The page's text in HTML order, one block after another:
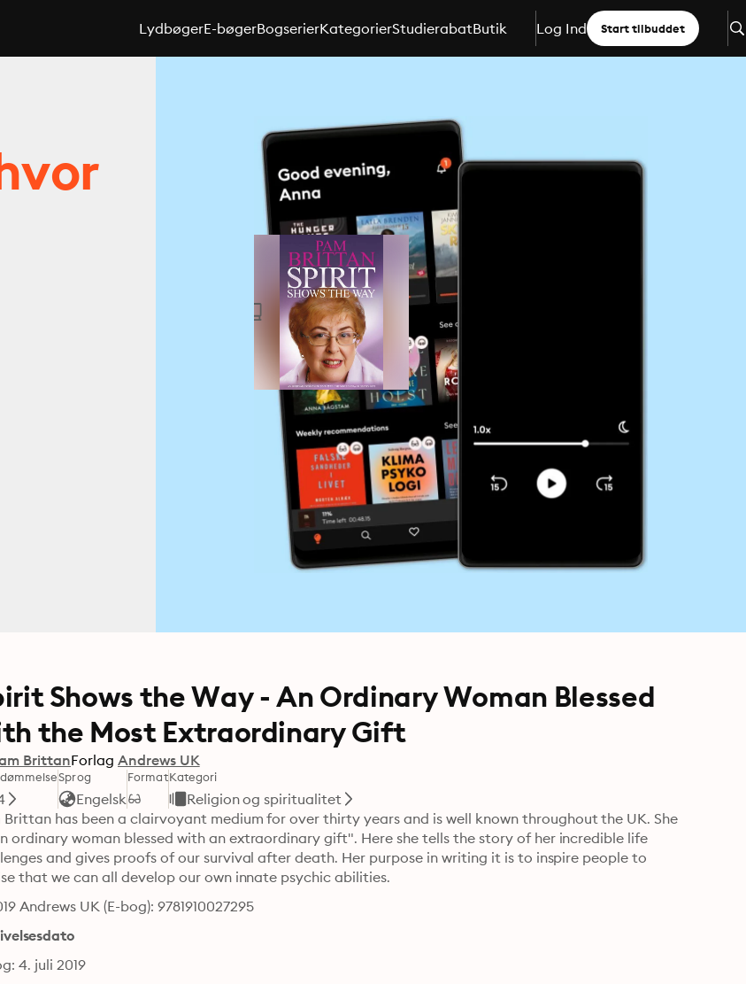
LydbøgerE-bøgerBogserierKategorierStudierabatButik Log Ind Start tilbuddet
Shows the Way - An Ordinary Woman Blessed
the Most Extraordinary Gift
BrittanForlag Andrews UK
Sprog
Engelsk
FormatKategori
Religion og spiritualitet
Brittan has been a clairvoyant medium for over thirty years and is well known throughout the UK. She
ordinary woman blessed with an extraordinary gift". Here she tells the story of her incredible life
and gives proofs of our survival after death. Her purpose in writing it is to inspire people to
that we can all develop our own innate psychic abilities.
Andrews UK (E-bog): 9781910027295
4. juli 2019